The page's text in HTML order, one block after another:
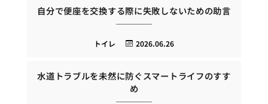
自分で便座を交換する際に失敗しないための助言
2026.06.26
トイレ
水道トラブルを未然に防ぐスマートライフのすす
め